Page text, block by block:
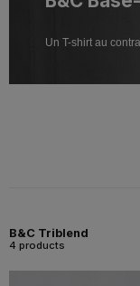
Un T-shirt au
B&C Triblend
4 products